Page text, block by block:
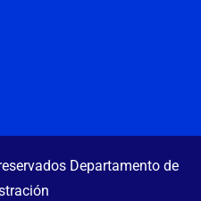
Departamento de